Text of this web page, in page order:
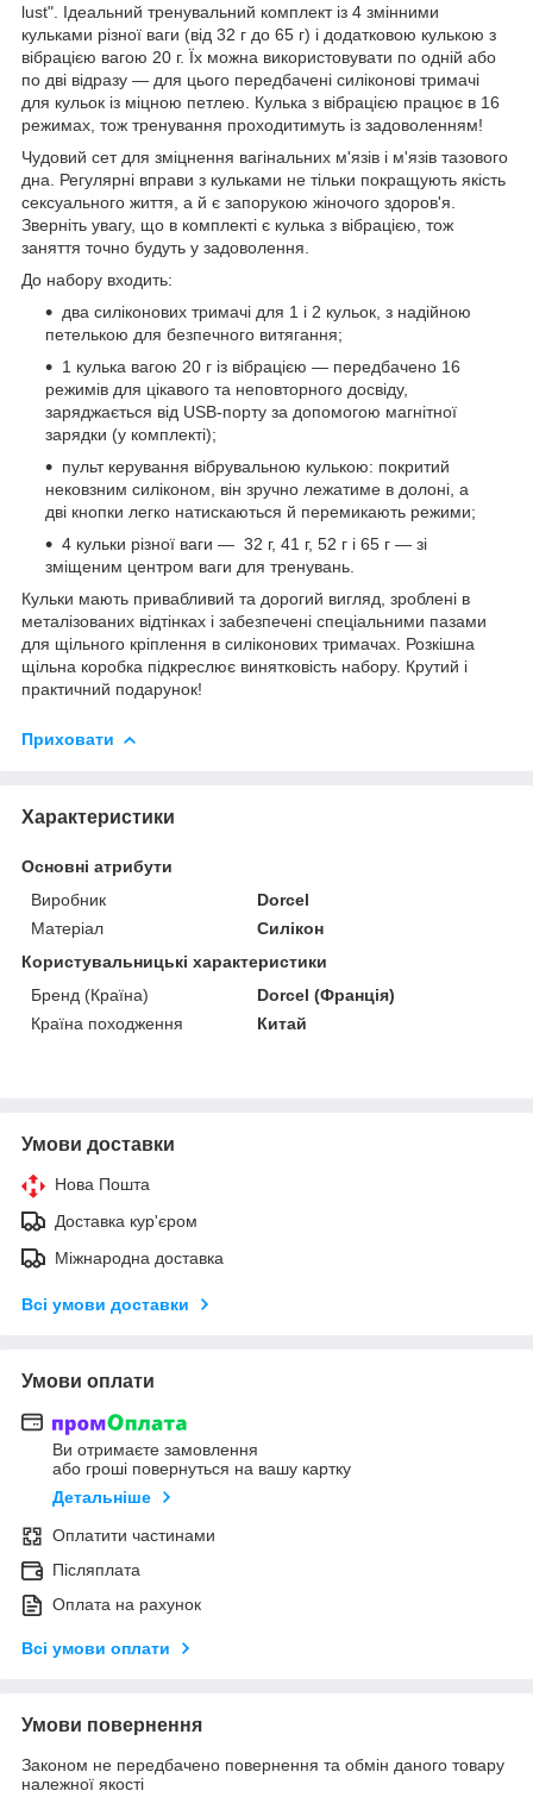
lust". Ідеальний тренувальний комплект із 4 змінними
кульками різної ваги (від 32 г до 65 г) і додатковою кулькою з
вібрацією вагою 20 г. Їх можна використовувати по одній або
по дві відразу — для цього передбачені силіконові тримачі
для кульок із міцною петлею. Кулька з вібрацією працює в 16
режимах, тож тренування проходитимуть із задоволенням!
Чудовий сет для зміцнення вагінальних м'язів і м'язів тазового
дна. Регулярні вправи з кульками не тільки покращують якість
сексуального життя, а й є запорукою жіночого здоров'я.
Зверніть увагу, що в комплекті є кулька з вібрацією, тож
заняття точно будуть у задоволення.
До набору входить:
два силіконових тримачі для 1 і 2 кульок, з надійною
петелькою для безпечного витягання;
1 кулька вагою 20 г із вібрацією — передбачено 16
режимів для цікавого та неповторного досвіду,
заряджається від USB-порту за допомогою магнітної
зарядки (у комплекті);
пульт керування вібрувальною кулькою: покритий
нековзним силіконом, він зручно лежатиме в долоні, а
дві кнопки легко натискаються й перемикають режими;
4 кульки різної ваги — 32 г, 41 г, 52 г і 65 г — зі
зміщеним центром ваги для тренувань.
Кульки мають привабливий та дорогий вигляд, зроблені в
металізованих відтінках і забезпечені спеціальними пазами
для щільного кріплення в силіконових тримачах. Розкішна
щільна коробка підкреслює винятковість набору. Крутий і
практичний подарунок!
Приховати
Характеристики
Основні атрибути
Виробник
Dorcel
Матеріал
Силікон
Користувальницькі характеристики
Бренд (Країна)
Dorcel (Франція)
Країна походження
Китай
Умови доставки
Нова Пошта
Доставка кур'єром
Міжнародна доставка
Всі умови доставки
Умови оплати
Ви отримаєте замовлення
або гроші повернуться на вашу картку
Детальніше
Оплатити частинами
Післяплата
Оплата на рахунок
Всі умови оплати
Умови повернення
Законом не передбачено повернення та обмін даного товару
належної якості